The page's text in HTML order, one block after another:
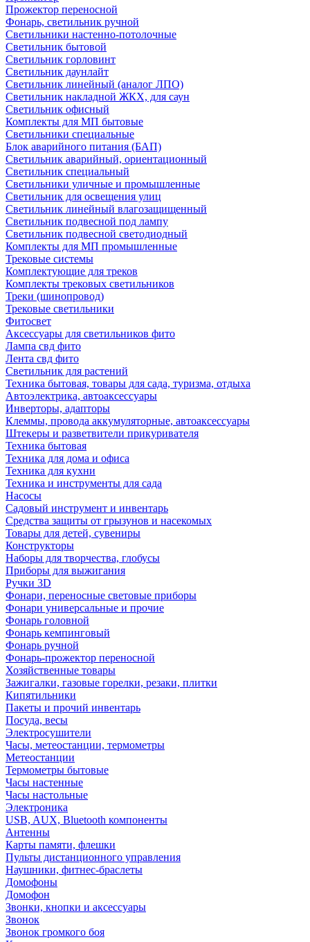
Прожектор переносной
Фонарь, светильник ручной
Светильники настенно-потолочные
Светильник бытовой
Светильник горловинт
Светильник даунлайт
Светильник линейный (аналог ЛПО)
Светильник накладной ЖКХ, для саун
Светильник офисный
Комплекты для МП бытовые
Светильники специальные
Блок аварийного питания (БАП)
Светильник аварийный, ориентационный
Светильник специальный
Светильники уличные и промышленные
Светильник для освещения улиц
Светильник линейный влагозащищенный
Светильник подвесной под лампу
Светильник подвесной светодиодный
Комплекты для МП промышленные
Трековые системы
Комплектующие для треков
Комплекты трековых светильников
Треки (шинопровод)
Трековые светильники
Фитосвет
Аксессуары для светильников фито
Лампа свд фито
Лента свд фито
Светильник для растений
Техника бытовая, товары для сада, туризма, отдыха
Автоэлектрика, автоаксессуары
Инверторы, адапторы
Клеммы, провода аккумуляторные, автоаксессуары
Штекеры и разветвители прикуривателя
Техника бытовая
Техника для дома и офиса
Техника для кухни
Техника и инструменты для сада
Насосы
Садовый инструмент и инвентарь
Средства защиты от грызунов и насекомых
Товары для детей, сувениры
Конструкторы
Наборы для творчества, глобусы
Приборы для выжигания
Ручки 3D
Фонари, переносные световые приборы
Фонари универсальные и прочие
Фонарь головной
Фонарь кемпинговый
Фонарь ручной
Фонарь-прожектор переносной
Хозяйственные товары
Зажигалки, газовые горелки, резаки, плитки
Кипятильники
Пакеты и прочий инвентарь
Посуда, весы
Электросушители
Часы, метеостанции, термометры
Метеостанции
Термометры бытовые
Часы настенные
Часы настольные
Электроника
USB, AUX, Bluetooth компоненты
Антенны
Карты памяти, флешки
Пульты дистанционного управления
Наушники, фитнес-браслеты
Домофоны
Домофон
Звонки, кнопки и аксессуары
Звонок
Звонок громкого боя